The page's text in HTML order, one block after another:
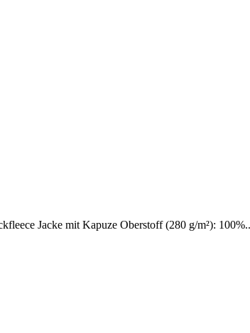
Jacke mit Kapuze Oberstoff (280 g/m²):